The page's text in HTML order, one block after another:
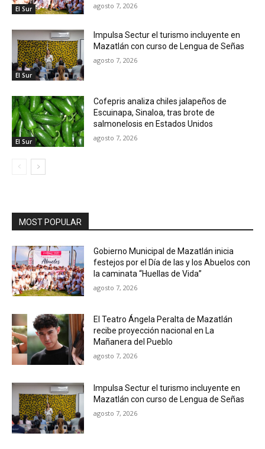
El Sur agosto 7, 2026
El Sur
Impulsa Sectur el turismo incluyente en
Mazatlán con curso de Lengua de Señas
agosto 7, 2026
El Sur
Cofepris analiza chiles jalapeños de
Escuinapa, Sinaloa, tras brote de
salmonelosis en Estados Unidos
agosto 7, 2026
MOST POPULAR
Gobierno Municipal de Mazatlán inicia
festejos por el Día de las y los Abuelos con
la caminata “Huellas de Vida”
agosto 7, 2026
El Teatro Ángela Peralta de Mazatlán
recibe proyección nacional en La
Mañanera del Pueblo
agosto 7, 2026
Impulsa Sectur el turismo incluyente en
Mazatlán con curso de Lengua de Señas
agosto 7, 2026